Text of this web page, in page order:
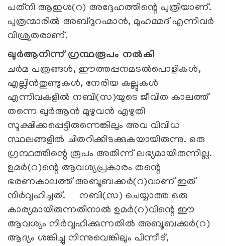
പത്‌നി ആഇശ(റ) അദ്ദേഹത്തിന്റെ പുത്രിയാണ്.
പുത്രന്മാരില്‍ അബ്ദുറഹ്മാന്‍, മുഹമ്മദ് എന്നിവര്‍
വിശ്രുതരാണ്.
ഖുര്‍ആനിന്ന് ഗ്രന്ഥരൂപം നല്‍കി
ചര്‍മ പത്രങ്ങള്‍, ഈത്തപ്പനമടല്‍പൊളികള്‍,
എല്ലിന്‍തുണ്ടുകള്‍, നേരിയ കല്ലുകള്‍
എന്നിവകളില്‍ നബി(സ)യുടെ ജീവിത കാലത്ത്
തന്നെ ഖുര്‍ആന്‍ മുഴുവന്‍ എഴുതി
സൂക്ഷിക്കപ്പെട്ടിരുന്നെങ്കിലും അവ വിവിധ
സ്ഥലങ്ങളില്‍ ചിതറിക്കിടക്കുകയായിരുന്നു. ഒരു
ഗ്രന്ഥത്തിന്റെ രൂപം അതിന്ന് ലഭ്യമായിരുന്നില്ല.
ഉമര്‍(റ)ന്റെ ആവശ്യപ്രകാരം തന്റെ
ഭരണകാലത്ത് അബൂബക്കര്‍(റ)വാണ് ഇത്
നിര്‍വ്വഹിച്ചത്. നബി(സ) ചെയ്യാത്ത ഒരു
കാര്യമായിരുന്നതിനാല്‍ ഉമര്‍(റ)വിന്റെ ഈ
ആവശ്യം നിര്‍വ്വഹിക്കുന്നതില്‍ അബൂബക്കര്‍(റ)
ആദ്യം ശങ്കിച്ചു നിന്നുവെങ്കിലും പിന്നീട്,